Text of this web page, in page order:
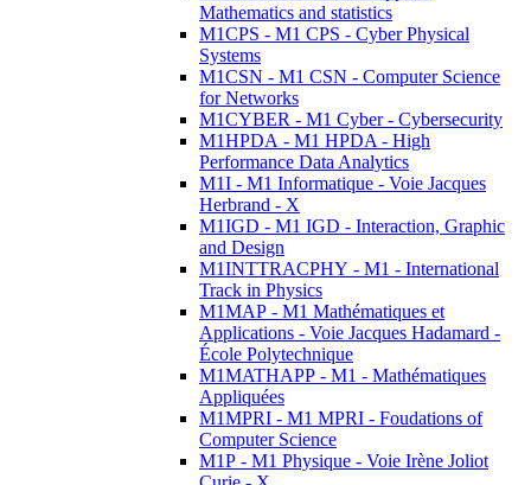
Mathematics and statistics
M1CPS - M1 CPS - Cyber Physical
Systems
M1CSN - M1 CSN - Computer Science
for Networks
M1CYBER - M1 Cyber - Cybersecurity
M1HPDA - M1 HPDA - High
Performance Data Analytics
M1I - M1 Informatique - Voie Jacques
Herbrand - X
M1IGD - M1 IGD - Interaction, Graphic
and Design
M1INTTRACPHY - M1 - International
Track in Physics
M1MAP - M1 Mathématiques et
Applications - Voie Jacques Hadamard -
École Polytechnique
M1MATHAPP - M1 - Mathématiques
Appliquées
M1MPRI - M1 MPRI - Foudations of
Computer Science
M1P - M1 Physique - Voie Irène Joliot